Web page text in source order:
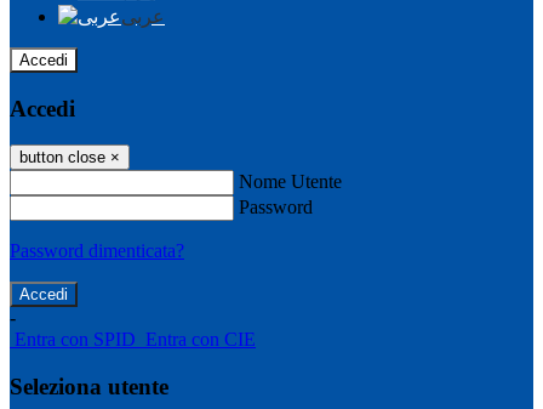
عربى
Accedi
Accedi
button close ×
Nome Utente
Password
Password dimenticata?
-
Entra con SPID Entra con CIE
Seleziona utente